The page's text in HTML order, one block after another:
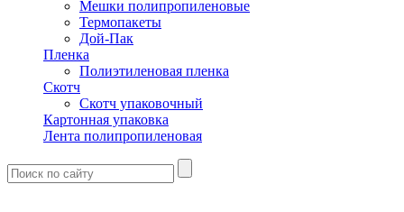
Мешки полипропиленовые
Термопакеты
Дой-Пак
Пленка
Полиэтиленовая пленка
Скотч
Скотч упаковочный
Картонная упаковка
Лента полипропиленовая